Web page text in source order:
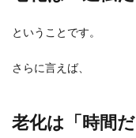
ということです。
さらに言えば、
老化は「時間